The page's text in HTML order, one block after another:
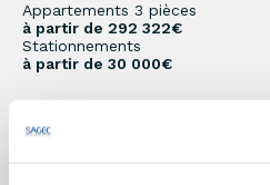
Appartements 3 pièces
à partir de 292 322€
Stationnements
à partir de 30 000€